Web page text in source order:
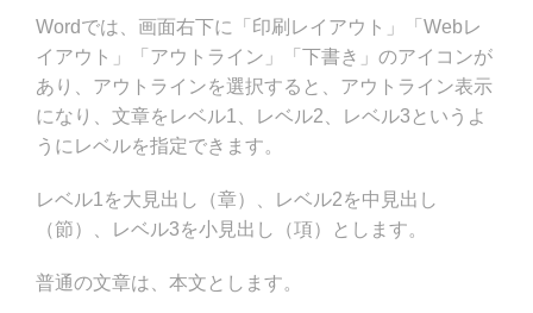
Wordでは、画面右下に「印刷レイアウト」「Webレ
イアウト」「アウトライン」「下書き」のアイコンが
あり、アウトラインを選択すると、アウトライン表示
になり、文章をレベル1、レベル2、レベル3というよ
うにレベルを指定できます。
レベル1を大見出し（章）、レベル2を中見出し
（節）、レベル3を小見出し（項）とします。
普通の文章は、本文とします。